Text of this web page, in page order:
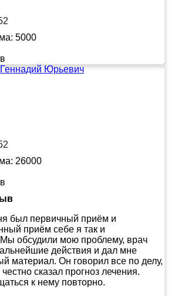
5000
Юрьевич
26000
был первичный приём и
приём себе я так и
обсудили мою проблему, врач
действия и дал мне
материал. Он говорил все по делу,
сказал прогноз лечения.
к нему повторно.